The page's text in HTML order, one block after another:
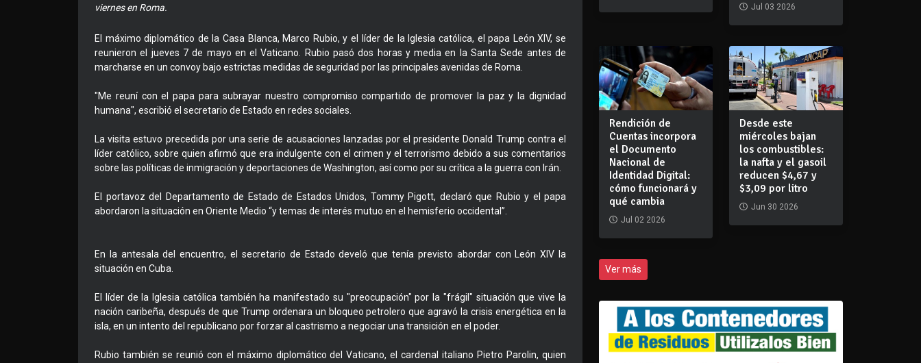
viernes en Roma.
El máximo diplomático de la Casa Blanca, Marco Rubio, y el líder de la Iglesia católica, el papa León XIV, se
reunieron el jueves 7 de mayo en el Vaticano. Rubio pasó dos horas y media en la Santa Sede antes de
marcharse en un convoy bajo estrictas medidas de seguridad por las principales avenidas de Roma.
"Me reuní con el papa para subrayar nuestro compromiso compartido de promover la paz y la dignidad
humana", escribió el secretario de Estado en redes sociales.
La visita estuvo precedida por una serie de acusaciones lanzadas por el presidente Donald Trump contra el
líder católico, sobre quien afirmó que era indulgente con el crimen y el terrorismo debido a sus comentarios
sobre las políticas de inmigración y deportaciones de Washington, así como por su crítica a la guerra con Irán.
El portavoz del Departamento de Estado de Estados Unidos, Tommy Pigott, declaró que Rubio y el papa
abordaron la situación en Oriente Medio “y temas de interés mutuo en el hemisferio occidental”.
En la antesala del encuentro, el secretario de Estado develó que tenía previsto abordar con León XIV la
situación en Cuba.
El líder de la Iglesia católica también ha manifestado su "preocupación" por la "frágil" situación que vive la
nación caribeña, después de que Trump ordenara un bloqueo petrolero que agravó la crisis energética en la
isla, en un intento del republicano por forzar al castrismo a negociar una transición en el poder.
Rubio también se reunió con el máximo diplomático del Vaticano, el cardenal italiano Pietro Parolin, quien
Jul 03 2026
Rendición de
Cuentas incorpora
el Documento
Nacional de
Identidad Digital:
cómo funcionará y
qué cambia
Jul 02 2026
Desde este
miércoles bajan
los combustibles:
la nafta y el gasoil
reducen $4,67 y
$3,09 por litro
Jun 30 2026
Ver más